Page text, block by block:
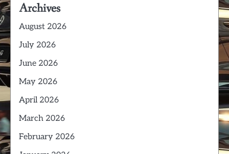
Archives
August 2026
July 2026
June 2026
May 2026
April 2026
March 2026
February 2026